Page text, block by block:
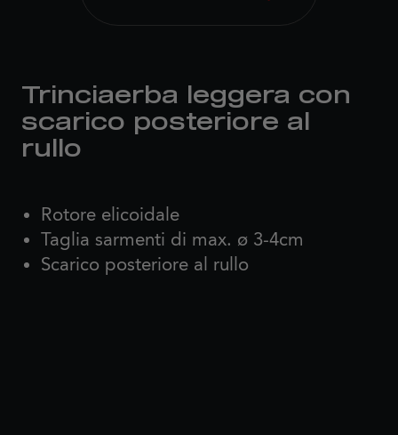
Trinciaerba leggera con
scarico posteriore al
rullo
Rotore elicoidale
Taglia sarmenti di max. ø 3-4cm
Scarico posteriore al rullo